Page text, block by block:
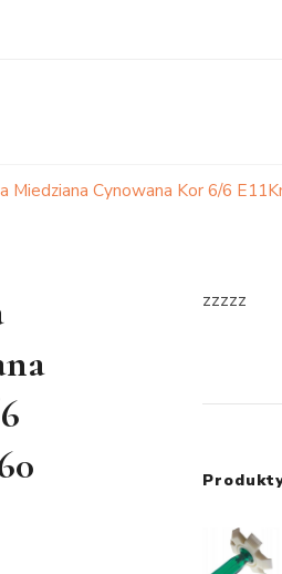
Miedziana Cynowana Kor 6/6
zzzzz